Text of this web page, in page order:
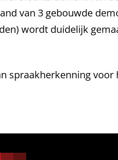
van 3 gebouwde
wordt duidelijk
spraakherkenning voor